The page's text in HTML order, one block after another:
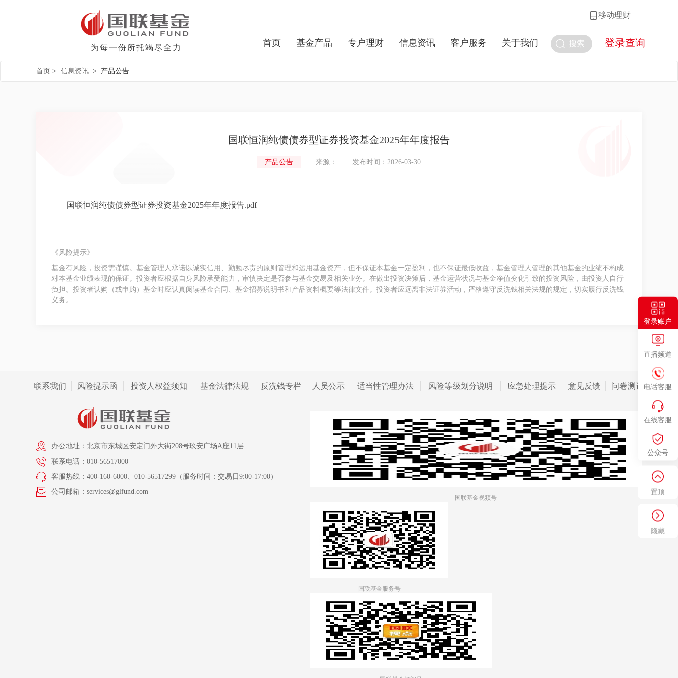
登录账户
直播频道
电话客服
在线客服
公众号
置顶
隐藏
移动理财
为每一份所托竭尽全力 搜索 登录查询
首页 基金产品 专户理财 信息资讯 客户服务 关于我们
首页 > 信息资讯 > 产品公告
国联恒润纯债债券型证券投资基金2025年年度报告
产品公告 来源： 发布时间：2026-03-30
国联恒润纯债债券型证券投资基金2025年年度报告.pdf
《风险提示》
基金有风险，投资需谨慎。基金管理人承诺以诚实信用、勤勉尽责的原则管理和运用基金资产，但不保证本基金一定盈利，也不保证最低收益，基金管理人管理的其他基金的业绩不构成
对本基金业绩表现的保证。投资者应根据自身风险承受能力，审慎决定是否参与基金交易及相关业务。在做出投资决策后，基金运营状况与基金净值变化引致的投资风险，由投资人自行
负担。投资者认购（或申购）基金时应认真阅读基金合同、基金招募说明书和产品资料概要等法律文件。投资者应远离非法证券活动，严格遵守反洗钱相关法规的规定，切实履行反洗钱
义务。
联系我们 风险提示函 投资人权益须知 基金法律法规 反洗钱专栏 人员公示 适当性管理办法 风险等级划分说明 应急处理提示 意见反馈 问卷测评
办公地址：北京市东城区安定门外大街208号玖安广场A座11层
联系电话：010-56517000
客服热线：400-160-6000、010-56517299（服务时间：交易日9:00-17:00）
公司邮箱：services@glfund.com
国联基金视频号
国联基金服务号